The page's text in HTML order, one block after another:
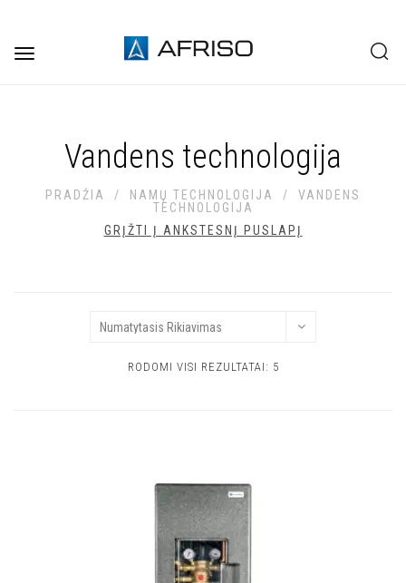
Toggle
Vandens technologija
PRADŽIA / NAMŲ TECHNOLOGIJA /
VANDENS
TECHNOLOGIJA
GRĮŽTI Į ANKSTESNĮ PUSLAPĮ
RODOMI VISI REZULTATAI: 5